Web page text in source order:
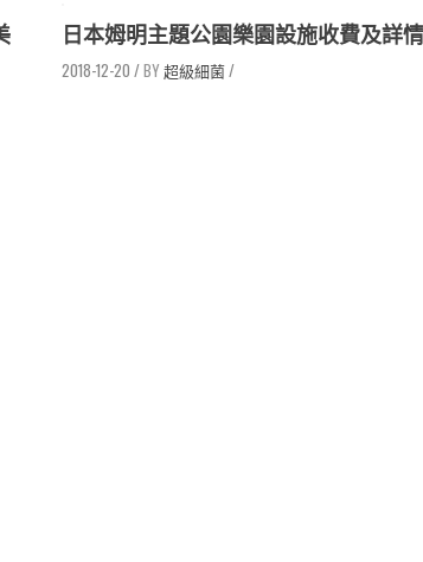
日本姆明主題公園樂園設施收費及詳情
2018-12-20 / 超級細菌/